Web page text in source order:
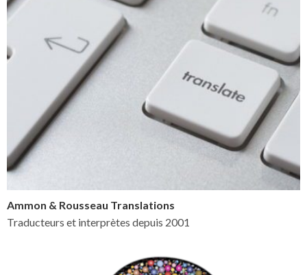
Ammon & Rousseau Translations
Traducteurs et interprètes depuis 2001